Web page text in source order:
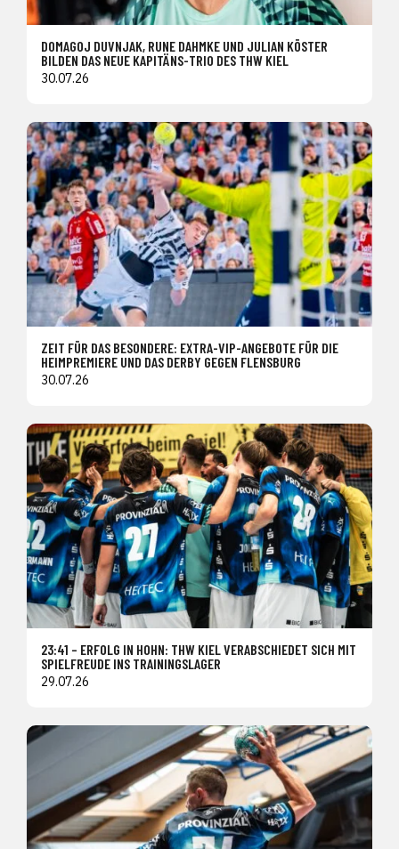
DOMAGOJ DUVNJAK, RUNE DAHMKE UND JULIAN KÖSTER
BILDEN DAS NEUE KAPITÄNS-TRIO DES THW KIEL
30.07.26
ZEIT FÜR DAS BESONDERE: EXTRA-VIP-ANGEBOTE FÜR DIE
HEIMPREMIERE UND DAS DERBY GEGEN FLENSBURG
30.07.26
23:41 – ERFOLG IN HOHN: THW KIEL VERABSCHIEDET SICH MIT
SPIELFREUDE INS TRAININGSLAGER
29.07.26